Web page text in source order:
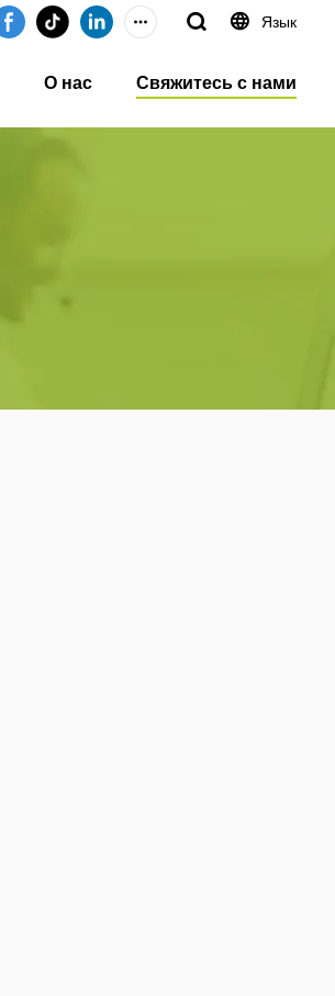
Язык
О нас Свяжитесь с нами